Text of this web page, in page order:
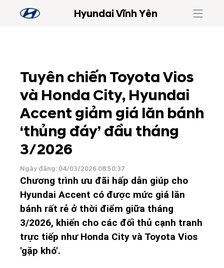
Hyundai Vĩnh Yên
Tuyên chiến Toyota Vios
và Honda City, Hyundai
Accent giảm giá lăn bánh
‘thủng đáy’ đầu tháng
3/2026
Ngày đăng: 04/03/2026 08:50:37
Chương trình ưu đãi hấp dẫn giúp cho
Hyundai Accent có được mức giá lăn
bánh rất rẻ ở thời điểm giữa tháng
3/2026, khiến cho các đối thủ cạnh tranh
trực tiếp như Honda City và Toyota Vios
'gặp khó'.